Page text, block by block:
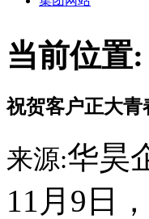
当前位置:
祝贺客户正大
来源:华昊
11月9日